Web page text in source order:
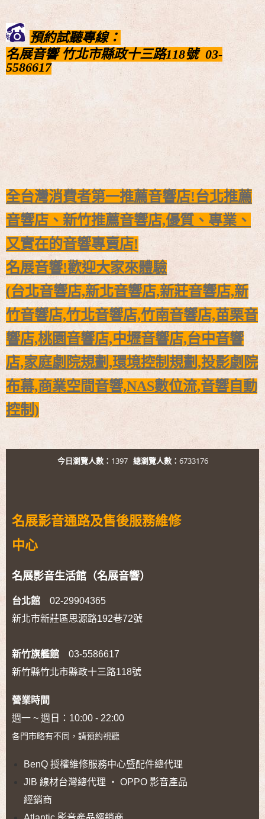
預約試聽專線：
名展音響竹北市縣政十三路118號 03-
5586617
全台灣消費者第一推薦音響店!台北推薦
音響店、新竹推薦音響店,優質、專業、
又實在的音響專賣店!
名展音響!歡迎大家來體驗
(台北音響店,新北音響店,新莊音響店,新
竹音響店,竹北音響店,竹南音響店,苗栗音
響店,桃園音響店,中壢音響店,台中音響
店,家庭劇院規劃,環境控制規劃,投影劇院
布幕,商業空間音響,NAS數位流,音響自動
控制)
今日瀏覽人數： 1397 總瀏覽人數： 6733176
名展影音通路及售後服務維修
中心
名展影音生活館（名展音響）
台北館 02-29904365
新北市新莊區思源路192巷72號
新竹旗艦館 03-5586617
新竹縣竹北市縣政十三路118號
營業時間
週一 ~ 週日：10:00 - 22:00
各門市略有不同，請預約視聽
BenQ 授權維修服務中心暨配件總代理
JIB 線材台灣總代理 ‧ OPPO 影音產品
經銷商